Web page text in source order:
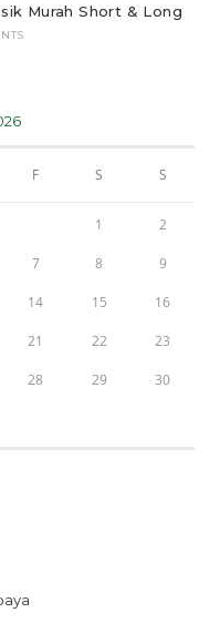
Murah Short & Long
F S S
1 2
7 8 9
14 15 16
21 22 23
28 29 30